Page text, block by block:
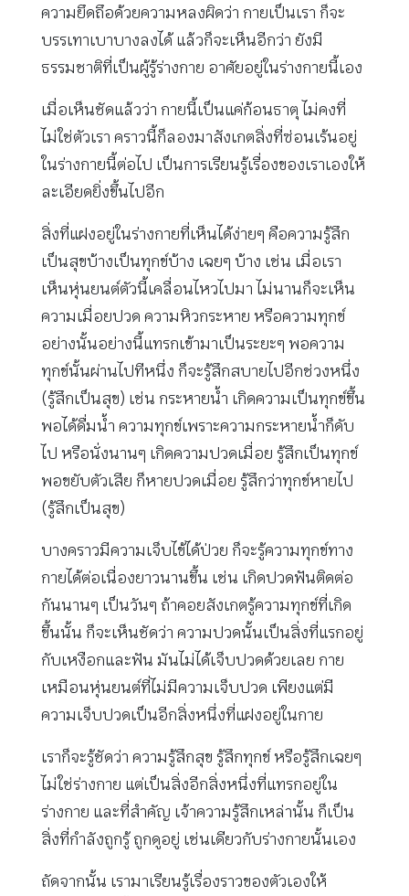
ความยึดถึอด้วยความหลงผิดว่า กายเป็นเรา ก็จะ
บรรเทาเบาบางลงได้ แล้วก็จะเห็นอีกว่า ยังมี
ธรรมชาติที่เป็นผู้รู้ร่างกาย อาศัยอยู่ในร่างกายนี้เอง
เมื่อเห็นชัดแล้วว่า กายนี้เป็นแค่ก้อนธาตุ ไม่คงที่
ไม่ใช่ตัวเรา คราวนี้ก็ลองมาสังเกตสิ่งที่ซ่อนเร้นอยู่
ในร่างกายนี้ต่อไป เป็นการเรียนรู้เรื่องของเราเองให้
ละเอียดยิ่งขึ้นไปอีก
สิ่งที่แฝงอยู่ในร่างกายที่เห็นได้ง่ายๆ คือความรู้สึก
เป็นสุขบ้างเป็นทุกข์บ้าง เฉยๆ บ้าง เช่น เมื่อเรา
เห็นหุ่นยนต์ตัวนี้เคลื่อนไหวไปมา ไม่นานก็จะเห็น
ความเมื่อยปวด ความหิวกระหาย หรือความทุกข์
อย่างนั้นอย่างนี้แทรกเข้ามาเป็นระยะๆ พอความ
ทุกข์นั้นผ่านไปทีหนึ่ง ก็จะรู้สึกสบายไปอีกช่วงหนึ่ง
(รู้สึกเป็นสุข) เช่น กระหายน้ำ เกิดความเป็นทุกข์ขึ้น
พอได้ดื่มน้ำ ความทุกข์เพราะความกระหายน้ำก็ดับ
ไป หรือนั่งนานๆ เกิดความปวดเมื่อย รู้สึกเป็นทุกข์
พอขยับตัวเสีย ก็หายปวดเมื่อย รู้สึกว่าทุกข์หายไป
(รู้สึกเป็นสุข)
บางคราวมีความเจ็บไข้ได้ป่วย ก็จะรู้ความทุกข์ทาง
กายได้ต่อเนื่องยาวนานขึ้น เช่น เกิดปวดฟันติดต่อ
กันนานๆ เป็นวันๆ ถ้าคอยสังเกตรู้ความทุกข์ที่เกิด
ขึ้นนั้น ก็จะเห็นชัดว่า ความปวดนั้นเป็นสิ่งที่แรกอยู่
กับเหงือกและฟัน มันไม่ได้เจ็บปวดด้วยเลย กาย
เหมือนหุ่นยนต์ที่ไม่มีความเจ็บปวด เพียงแต่มี
ความเจ็บปวดเป็นอีกสิ่งหนึ่งที่แฝงอยู่ในกาย
เราก็จะรู้ชัดว่า ความรู้สึกสุข รู้สึกทุกข์ หรือรู้สึกเฉยๆ
ไม่ใช่ร่างกาย แต่เป็นสิ่งอีกสิ่งหนึ่งที่แทรกอยู่ใน
ร่างกาย และที่สำคัญ เจ้าความรู้สึกเหล่านั้น ก็เป็น
สิ่งที่กำลังถูกรู้ ถูกดูอยู่ เช่นเดียวกับร่างกายนั้นเอง
ถัดจากนั้น เรามาเรียนรู้เรื่องราวของตัวเองให้